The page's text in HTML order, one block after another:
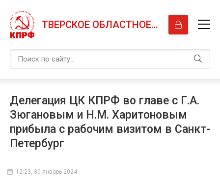
ТВЕРСКОЕ ОБЛАСТНОЕ ОТДЕЛЕНИЕ КПРФ
Делегация ЦК КПРФ во главе с Г.А.
Зюгановым и Н.М. Харитоновым
прибыла с рабочим визитом в Санкт-
Петербург
12:23, 30 январь 2024